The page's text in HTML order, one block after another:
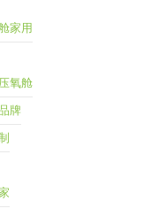
家用
氧舱
牌